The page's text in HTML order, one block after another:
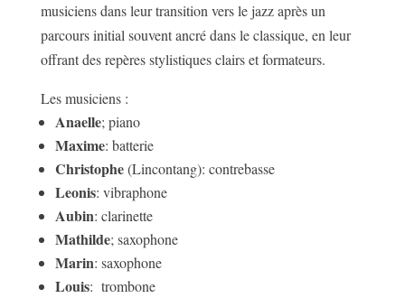
musiciens dans leur transition vers le jazz après un
parcours initial souvent ancré dans le classique, en leur
offrant des repères stylistiques clairs et formateurs.
Les musiciens :
Anaelle; piano
Maxime: batterie
Christophe(Lincontang): contrebasse
Leonis: vibraphone
Aubin: clarinette
Mathilde; saxophone
Marin: saxophone
Louis: trombone